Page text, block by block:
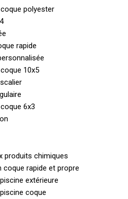
polyester
rapide
10x5
6x3
produits chimiques
coque rapide et propre
extérieure
coque